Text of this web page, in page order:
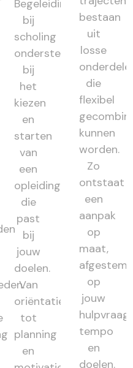
Begeleiding
bij
scholing
ondersteunt
bij
het
kiezen
en
starten
van
een
opleiding
die
past
bij
jouw
doelen.
Van
oriëntatie
tot
planning
en
bestaan
uit
losse
die
flexibel
kunnen
worden.
Zo
ontstaat
een
aanpak
op
maat,
op
jouw
hulpvraag,
tempo
en
doelen.